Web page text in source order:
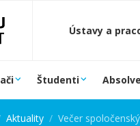
Ústavy a
Študenti
Aktuality Večer